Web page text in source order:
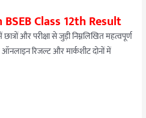
Class 12th Result
छात्रों और परीक्षा से जुड़ी निम्नलिखित महत्वपूर्ण
ऑनलाइन रिजल्ट और मार्कशीट दोनों में